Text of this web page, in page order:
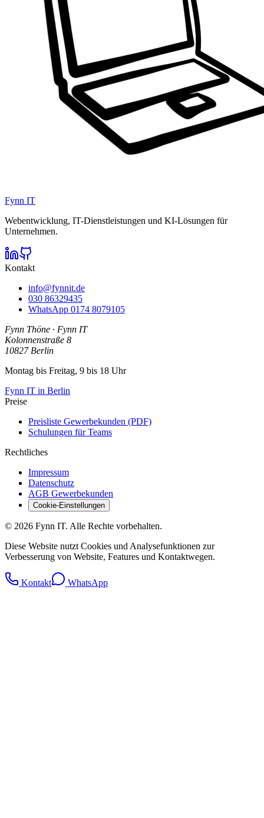
Fynn IT
Webentwicklung, IT-Dienstleistungen und KI-Lösungen für
Unternehmen.
Kontakt
info@fynnit.de
030 86329435
WhatsApp 0174 8079105
Fynn Thöne · Fynn IT
Kolonnenstraße 8
10827 Berlin
Montag bis Freitag, 9 bis 18 Uhr
Fynn IT in Berlin
Preise
Preisliste Gewerbekunden (PDF)
Schulungen für Teams
Rechtliches
Impressum
Datenschutz
AGB Gewerbekunden
Cookie-Einstellungen
© 2026 Fynn IT. Alle Rechte vorbehalten.
Diese Website nutzt Cookies und Analysefunktionen zur
Verbesserung von Website, Features und Kontaktwegen.
Kontakt WhatsApp